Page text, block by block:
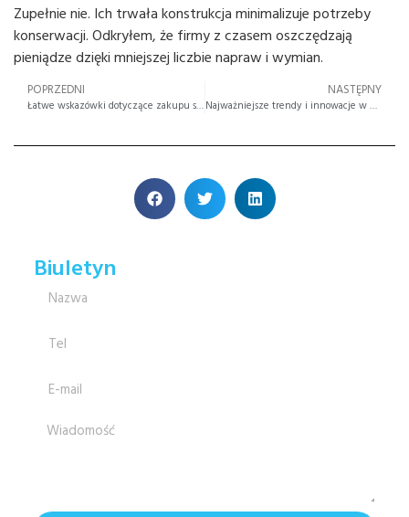
Zupełnie nie. Ich trwała konstrukcja minimalizuje potrzeby
konserwacji. Odkryłem, że firmy z czasem oszczędzają
pieniądze dzięki mniejszej liczbie napraw i wymian.
POPRZEDNI
Łatwe wskazówki dotyczące zakupu słuchawek telefonicznych z filtrem UV
NASTĘPNY
Najważniejsze trendy i innowacje w zakresie słuchawek wojskowych na rok 2025
Biuletyn